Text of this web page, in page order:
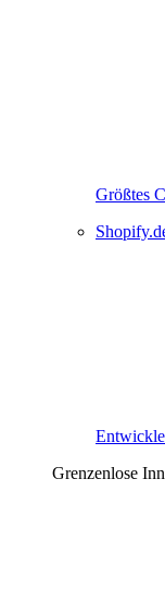
Größtes
Grenzenlose